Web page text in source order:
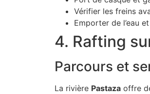
Vérifier les freins
Emporter de l’eau
4. Rafting
Parcours et
La rivière Pastaza offre